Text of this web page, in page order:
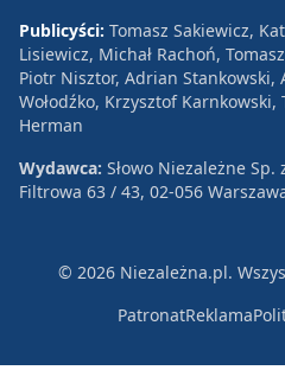
Publicyści: Tomasz Sakiewicz,
Lisiewicz, Michał Rachoń,
Piotr Nisztor, Adrian Stankowski,
Wołodźko, Krzysztof
Herman
Wydawca: Słowo Niezależne Sp.
Filtrowa 63 / 43, 02-056
© 2026 Niezależna.pl.
PatronatReklama